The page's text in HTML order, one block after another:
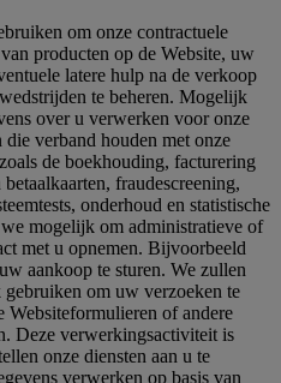
om onze contractuele
producten op de Website, uw
latere hulp na de verkoop
te beheren. Mogelijk
over u verwerken voor onze
verband houden met onze
de boekhouding, facturering
fraudescreening,
onderhoud en statistische
mogelijk om administratieve of
met u opnemen. Bijvoorbeeld
aankoop te sturen. We zullen
gebruiken om uw verzoeken te
Websiteformulieren of andere
Deze verwerkingsactiviteit is
onze diensten aan u te
verwerken op basis van